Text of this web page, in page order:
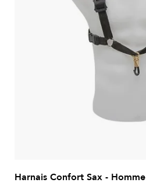
Harnais Confort Sax - Homme